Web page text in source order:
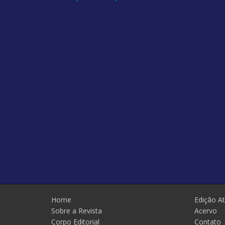
Home
Sobre a Revista
Corpo Editorial
Edição
Acervo
Contato